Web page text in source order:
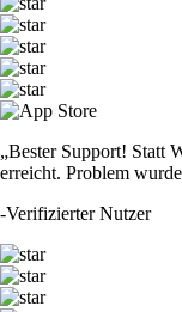
„Bester Support! Statt
erreicht. Problem
-Verifizierter Nutzer